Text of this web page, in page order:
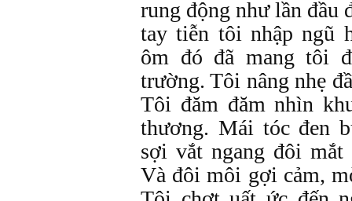
rung động như lần
tay tiễn tôi nhập ngũ
ôm đó đã mang tôi
trường. Tôi nâng nhẹ
Tôi đăm đăm nhìn
thương. Mái tóc đen
sợi vắt ngang đôi
Và đôi môi gợi cảm,